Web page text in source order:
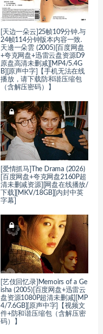
[天边一朵云]25帧109分钟.与
24帧114分钟版本内容一致.
天邊一朵雲 (2005)[百度网盘
+夸克网盘+迅雷云盘资源D9
原盘高清未删减][MP4/5.4G
B][原声中字]【手机无法在线
播放，请下载防和谐压缩包
（含解压密码）】
[爱情抓马]The Drama (2026)
[百度网盘+夸克网盘2160P超
清未删减资源][网盘在线播放/
下载][MKV/18GB][内封中英
字幕]
[艺伎回忆录]Memoirs of a Ge
isha (2005)[百度网盘+迅雷云
盘资源1080P超清未删减][MP
4/7.6GB][原声中字]【视频文
件+防和谐压缩包（含解压密
码）】